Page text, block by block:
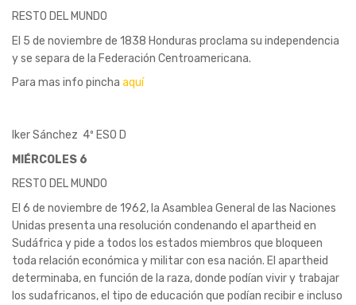
RESTO DEL MUNDO
El 5 de noviembre de 1838 Honduras proclama su independencia
y se separa de la Federación Centroamericana.
Para mas info pincha aquí
Iker Sánchez 4º ESO D
MIÉRCOLES 6
RESTO DEL MUNDO
El 6 de noviembre de 1962, la Asamblea General de las Naciones
Unidas presenta una resolución condenando el apartheid en
Sudáfrica y pide a todos los estados miembros que bloqueen
toda relación económica y militar con esa nación. El apartheid
determinaba, en función de la raza, donde podían vivir y trabajar
los sudafricanos, el tipo de educación que podían recibir e incluso